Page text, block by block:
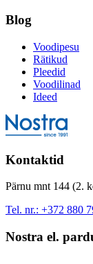
Blog
Voodipesu
Rätikud
Pleedid
Voodilinad
Ideed
Kontaktid
Pärnu mnt 144 (2.
Tel. nr.: +372 880
Nostra el.